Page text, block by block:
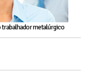
trabalhador metalúrgico